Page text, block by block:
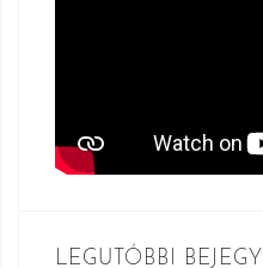
LEGUTÓBBI